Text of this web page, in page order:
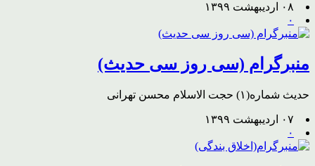
۰۸ اردیبهشت ۱۳۹۹
۰
منبرگرام (سی روز سی حدیث)
حدیث شماره(۱) حجت الاسلام محسن تهرانی
۰۷ اردیبهشت ۱۳۹۹
۰